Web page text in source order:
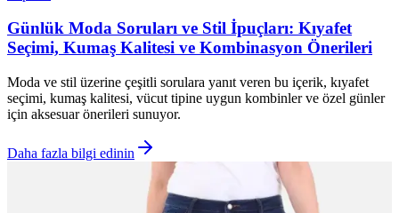
Günlük Moda Soruları ve Stil İpuçları: Kıyafet
Seçimi, Kumaş Kalitesi ve Kombinasyon Önerileri
Moda ve stil üzerine çeşitli sorulara yanıt veren bu içerik, kıyafet
seçimi, kumaş kalitesi, vücut tipine uygun kombinler ve özel günler
için aksesuar önerileri sunuyor.
Daha fazla bilgi edinin